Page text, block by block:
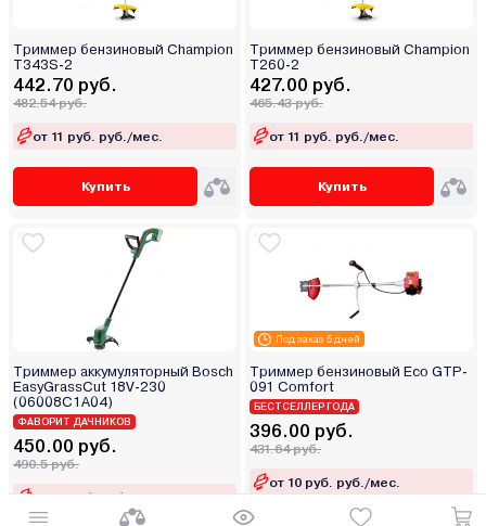
Триммер бензиновый Champion
T343S-2
442.70 руб.
482.54 руб.
от 11 руб. руб./мес.
Купить
Триммер бензиновый Champion
T260-2
427.00 руб.
465.43 руб.
от 11 руб. руб./мес.
Купить
Триммер аккумуляторный Bosch
EasyGrassCut 18V-230
(06008C1A04)
ФАВОРИТ ДАЧНИКОВ
450.00 руб.
490.5 руб.
от 12 руб. руб./мес.
Под заказ 5 дней
Триммер бензиновый Eco GTP-
091 Сomfort
БЕСТСЕЛЛЕР ГОДА
396.00 руб.
431.64 руб.
от 10 руб. руб./мес.